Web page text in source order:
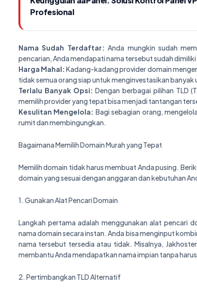
Profesional
Nama Sudah Terdaftar: Anda mungkin sudah
pencarian, Anda mendapati nama tersebut sudah dimiliki
Harga Mahal: Kadang-kadang provider domain
tidak semua orang siap untuk menginvestasikan banyak
Terlalu Banyak Opsi: Dengan berbagai pilihan TLD
memilih provider yang tepat bisa menjadi tantangan
Kesulitan Mengelola: Bagi sebagian orang,
rumit dan membingungkan.
Bagaimana Memilih Domain Murah yang Tepat
Memilih domain tidak harus membuat Anda pusing.
domain yang sesuai dengan anggaran dan kebutuhan
1. Gunakan Alat Pencari Domain
Langkah pertama adalah menggunakan alat pencari
nama domain secara instan. Anda bisa menginput
nama tersebut tersedia atau tidak. Misalnya,
membantu Anda mendapatkan nama impian tanpa
2. Pertimbangkan TLD Alternatif